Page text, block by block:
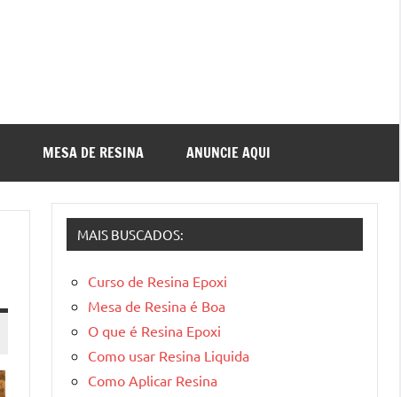
MESA DE RESINA ANUNCIE AQUI
MAIS BUSCADOS:
Curso de Resina Epoxi
Mesa de Resina é Boa
O que é Resina Epoxi
Como usar Resina Liquida
Como Aplicar Resina